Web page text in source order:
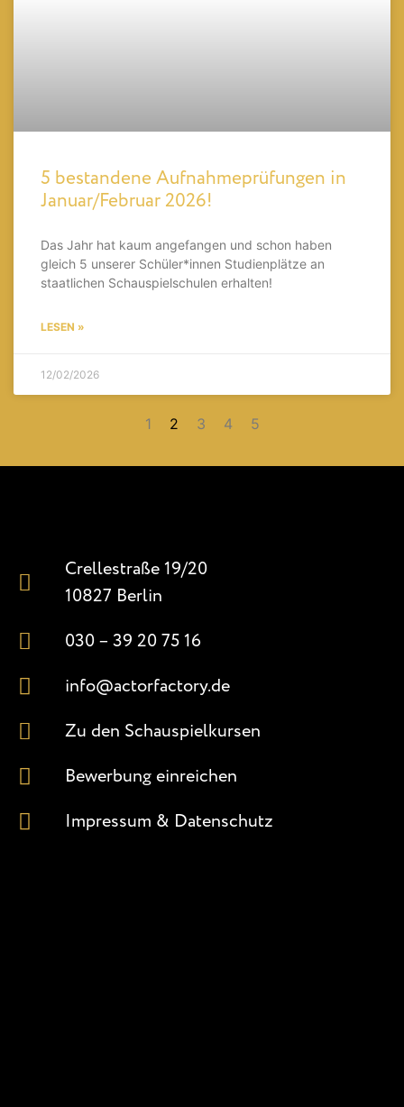
5 bestandene Aufnahmeprüfungen in
Januar/Februar 2026!
Das Jahr hat kaum angefangen und schon haben
gleich 5 unserer Schüler*innen Studienplätze an
staatlichen Schauspielschulen erhalten!
LESEN »
12/02/2026
1 2 3 4 5
Crellestraße 19/20
10827 Berlin
030 – 39 20 75 16
info@actorfactory.de
Zu den Schauspielkursen
Bewerbung einreichen
Impressum & Datenschutz